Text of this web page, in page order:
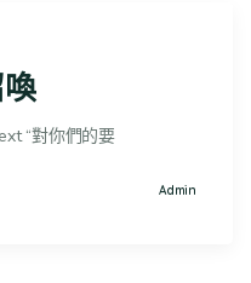
“對你們的要
Admin